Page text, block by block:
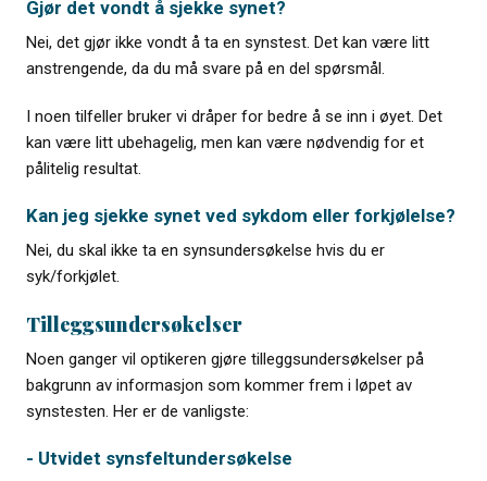
Gjør det vondt å sjekke synet?
Nei, det gjør ikke vondt å ta en synstest. Det kan være litt
anstrengende, da du må svare på en del spørsmål.
I noen tilfeller bruker vi dråper for bedre å se inn i øyet. Det
kan være litt ubehagelig, men kan være nødvendig for et
pålitelig resultat.
Kan jeg sjekke synet ved sykdom eller forkjølelse?
Nei, du skal ikke ta en synsundersøkelse hvis du er
syk/forkjølet.
Tilleggsundersøkelser
Noen ganger vil optikeren gjøre tilleggsundersøkelser på
bakgrunn av informasjon som kommer frem i løpet av
synstesten. Her er de vanligste:
- Utvidet synsfeltundersøkelse